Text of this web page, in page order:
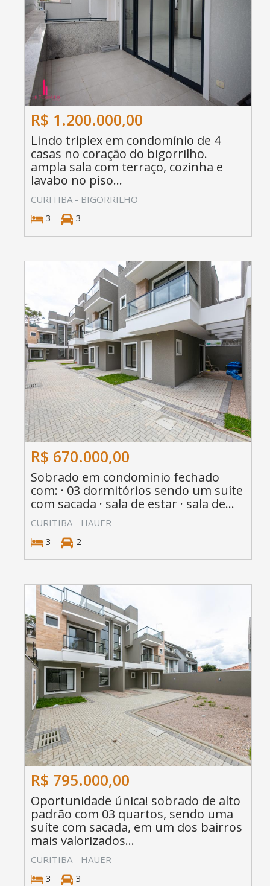
R$ 1.200.000,00
Lindo triplex em condomínio de 4
casas no coração do bigorrilho.
ampla sala com terraço, cozinha e
lavabo no piso...
CURITIBA - BIGORRILHO
3
3
R$ 670.000,00
Sobrado em condomínio fechado
com: · 03 dormitórios sendo um suíte
com sacada · sala de estar · sala de...
CURITIBA - HAUER
3
2
R$ 795.000,00
Oportunidade única! sobrado de alto
padrão com 03 quartos, sendo uma
suíte com sacada, em um dos bairros
mais valorizados...
CURITIBA - HAUER
3
3